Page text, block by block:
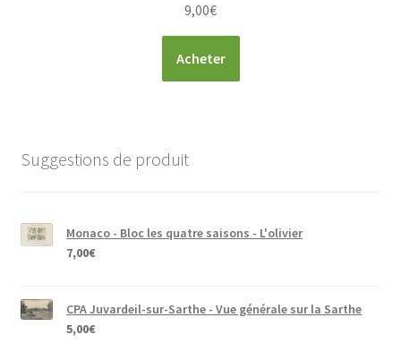
9,00€
Acheter
Suggestions de produit
Monaco - Bloc les quatre saisons - L'olivier
7,00€
CPA Juvardeil-sur-Sarthe - Vue générale sur la Sarthe
5,00€